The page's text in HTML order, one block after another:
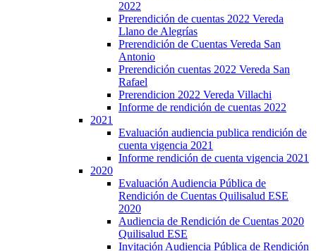
2022
Prerendición de cuentas 2022 Vereda
Llano de Alegrías
Prerendición de Cuentas Vereda San
Antonio
Prerendición cuentas 2022 Vereda San
Rafael
Prerendicion 2022 Vereda Villachi
Informe de rendición de cuentas 2022
2021
Evaluación audiencia publica rendición de
cuenta vigencia 2021
Informe rendición de cuenta vigencia 2021
2020
Evaluación Audiencia Pública de
Rendición de Cuentas Quilisalud ESE
2020
Audiencia de Rendición de Cuentas 2020
Quilisalud ESE
Invitación Audiencia Pública de Rendición